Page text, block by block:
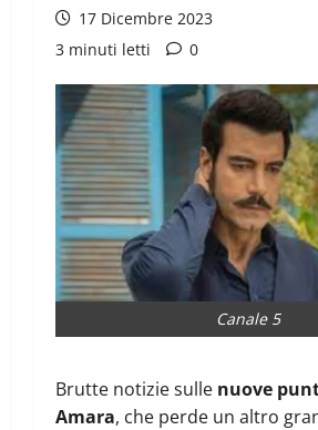
17 Dicembre 2023
3 minuti letti
0
Canale 5
Brutte notizie sulle nuove
Amara, che perde un altro